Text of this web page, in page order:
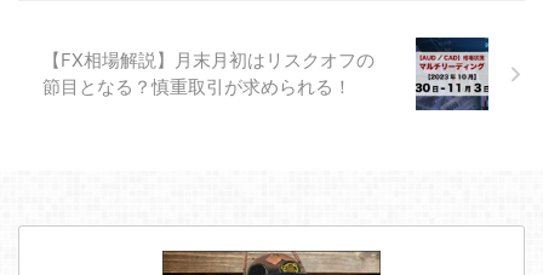
す。 先週の経済の振り返り 先週
の経済を振り返ってみましょう。
【FX相場解説】月末月初はリスクオフの
節目となる？慎重取引が求められる！